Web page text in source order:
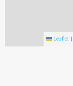
Leaflet |